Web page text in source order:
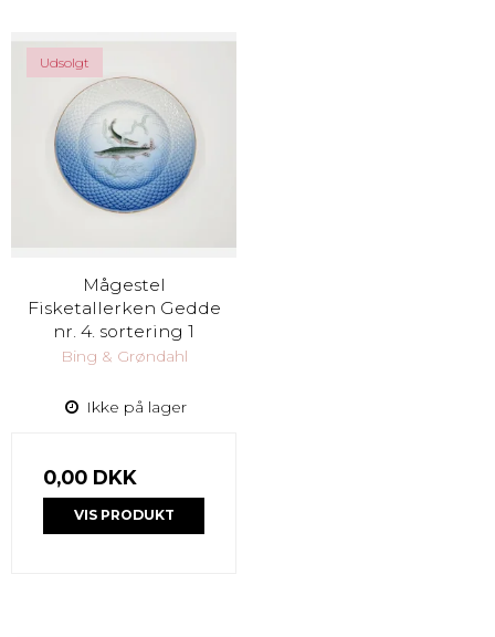
Udsolgt
Mågestel
Fisketallerken Gedde
nr. 4. sortering 1
Bing & Grøndahl
Ikke på lager
0,00 DKK
VIS PRODUKT